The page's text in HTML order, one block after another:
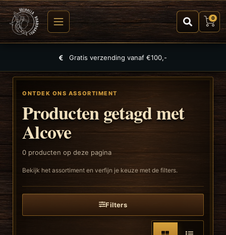
0
Gratis verzending vanaf €100,-
ONTDEK ONS ASSORTIMENT
Producten getagd met
Alcove
0 producten op deze pagina
Bekijk het assortiment en verfijn je keuze met de filters.
Filters